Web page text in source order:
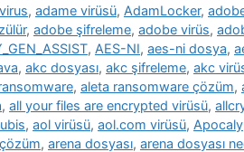
, adame virüsü, AdamLocker,
, adobe şifreleme, adobe virüs,
, AES-NI, aes-ni dosya,
, akc dosyası, akc şifreleme, akc
, aleta ransomware çözüm,
, all your files are encrypted virüsü,
, aol virüsü, aol.com virüsü,
, arena dosyası, arena dosyası